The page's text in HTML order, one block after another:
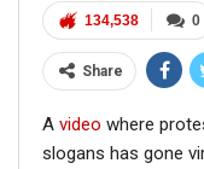
0
134,538
Share
A video where
slogans has gone